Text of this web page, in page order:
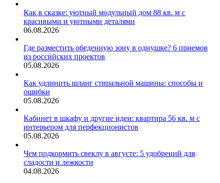
Как в сказке: уютный модульный дом 88 кв. м с
красивыми и уютными деталями
06.08.2026
Где разместить обеденную зону в однушке? 6 приемов
из российских проектов
05.08.2026
Как удлинить шланг стиральной машины: способы и
ошибки
05.08.2026
Кабинет в шкафу и другие идеи: квартира 56 кв. м с
интерьером для перфекционистов
05.08.2026
Чем подкормить свеклу в августе: 5 удобрений для
сладости и лежкости
04.08.2026